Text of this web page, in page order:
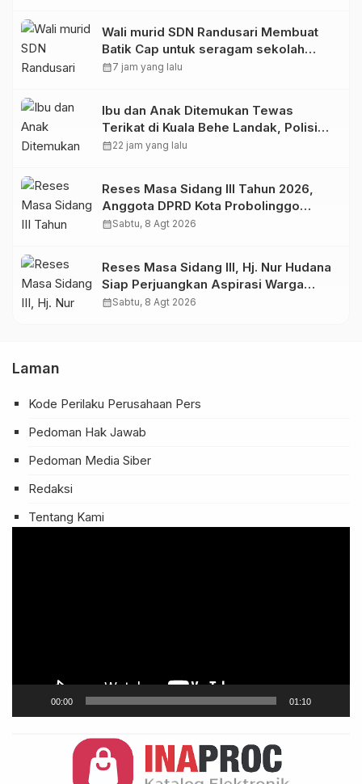
Wali murid SDN Randusari Membuat
Batik Cap untuk seragam sekolah
Anak.
calendar_month7 jam yang lalu
Ibu dan Anak Ditemukan Tewas
Terikat di Kuala Behe Landak, Polisi
Selidiki Kasusnya
calendar_month22 jam yang lalu
Reses Masa Sidang III Tahun 2026,
Anggota DPRD Kota Probolinggo
Fraksi Partai Gerindra Heri Poniman
calendar_monthSabtu, 8 Agt 2026
Reses Masa Sidang III, Hj. Nur Hudana
Siap Perjuangkan Aspirasi Warga
Kedopok di APBD
calendar_monthSabtu, 8 Agt 2026
Laman
Kode Perilaku Perusahaan Pers
Pedoman Hak Jawab
Pedoman Media Siber
Redaksi
Tentang Kami
00:00 01:10